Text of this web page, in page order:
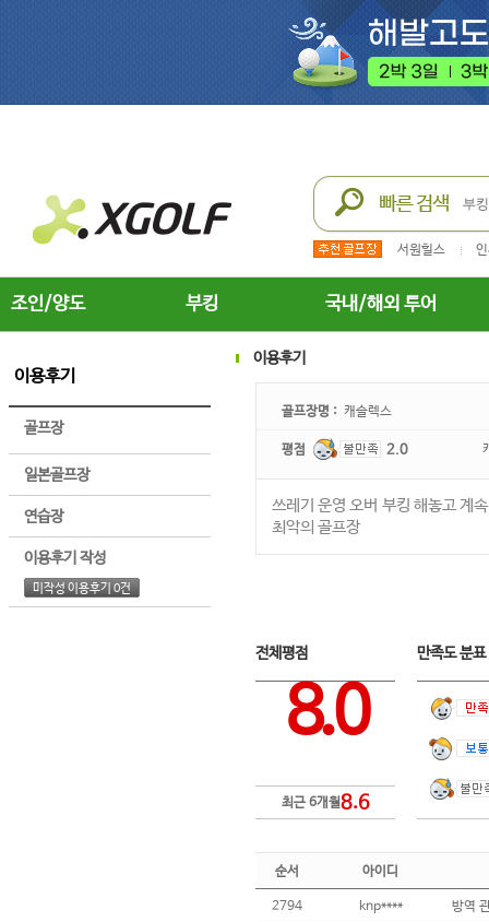
서원힐스
조인/양도 부킹 국내/해외 투어
이용후기
골프장
일본골프장
연습장
이용후기 작성
미작성 이용후기 0건
이용후기
골프장명 : 캐슬렉스
평점 2.0
쓰레기 운영 오버 부킹 해놓고 계
최악의 골프장
전체평점
8.0
최근 6개월8.6
만족도 분
순서 아이디
2794 knp**** 방역